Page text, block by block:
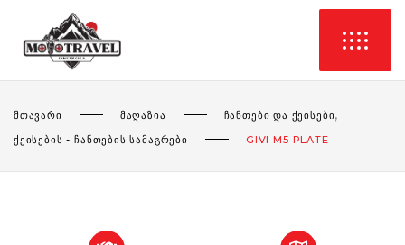
ᲛᲗᲐᲕᲐᲠᲘ ᲛᲐᲦᲐᲖᲘᲐ ᲩᲐᲜᲗᲔᲑᲘ ᲓᲐ ᲥᲔᲘᲡᲔᲑᲘ,
ᲥᲔᲘᲡᲔᲑᲘᲡ - ᲩᲐᲜᲗᲔᲑᲘᲡ ᲡᲐᲛᲐᲒᲠᲔᲑᲘ GIVI M5 PLATE